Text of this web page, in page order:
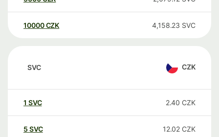
10000 CZK 4,158.23 SVC
SVC CZK
1 SVC 2.40 CZK
5 SVC 12.02 CZK